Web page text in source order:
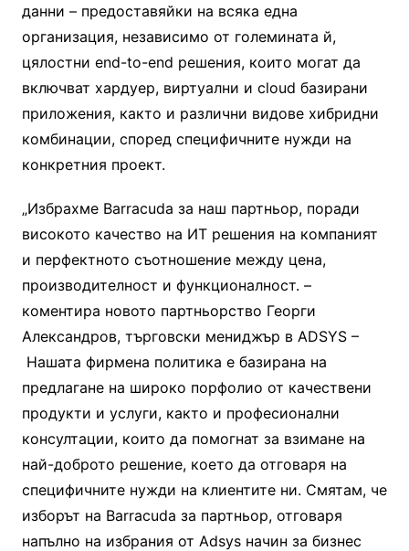
данни – предоставяйки на всяка една
организация, независимо от големината й,
цялостни end-to-end решения, които могат да
включват хардуер, виртуални и cloud базирани
приложения, както и различни видове хибридни
комбинации, според специфичните нужди на
конкретния проект.
„Избрахме Barracuda за наш партньор, поради
високото качество на ИТ решения на компаният
и перфектното съотношение между цена,
производителност и функционалност. –
коментира новото партньорство Георги
Александров, търговски мениджър в ADSYS –
Нашата фирмена политика е базирана на
предлагане на широко порфолио от качествени
продукти и услуги, както и професионални
консултации, които да помогнат за взимане на
най-доброто решение, което да отговаря на
специфичните нужди на клиентите ни. Смятам, че
изборът на Barracuda за партньор, отговаря
напълно на избрания от Adsys начин за бизнес